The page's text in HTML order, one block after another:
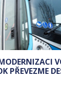
PŘEVEZME